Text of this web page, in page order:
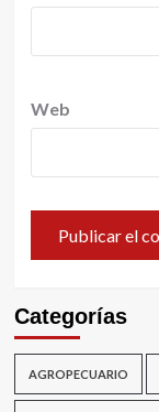
Web
Categorías
AGROPECUARIO